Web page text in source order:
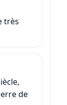
très
de